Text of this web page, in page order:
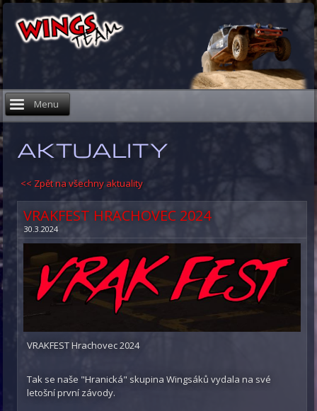
Menu
AKTUALITY
<< Zpět na všechny aktuality
VRAKFEST HRACHOVEC 2024
30.3.2024
VRAKFEST Hrachovec 2024
Tak se naše "Hranická" skupina Wingsáků vydala na své
letošní první závody.